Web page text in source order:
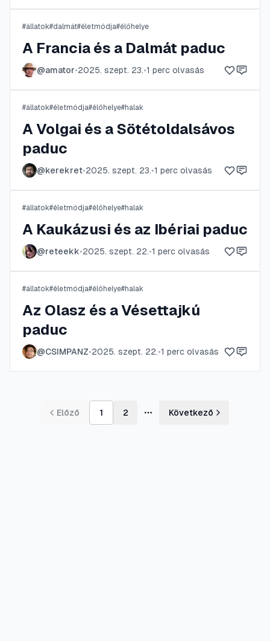
#állatok#dalmát#életmódja#élőhelye
A Francia és a Dalmát paduc
@amator•2025. szept. 23.•1 perc olvasás
#állatok#életmódja#élőhelye#halak
A Volgai és a Sötétoldalsávos
paduc
@kerekret•2025. szept. 23.•1 perc olvasás
#állatok#életmódja#élőhelye#halak
A Kaukázusi és az Ibériai paduc
@reteekk•2025. szept. 22.•1 perc olvasás
#állatok#életmódja#élőhelye#halak
Az Olasz és a Vésettajkú
paduc
@CSIMPANZ•2025. szept. 22.•1 perc olvasás
Előző 1 2
További oldalak
Következő